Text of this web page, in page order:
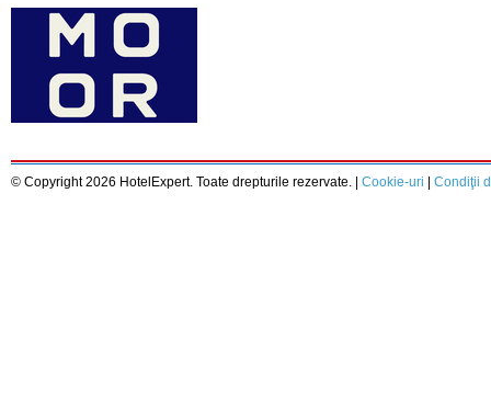
© Copyright 2026 HotelExpert. Toate drepturile rezervate. | Cookie-uri Condiţii